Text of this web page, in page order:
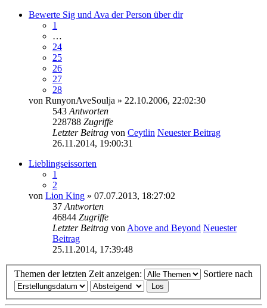
Bewerte Sig und Ava der Person über dir
1
…
24
25
26
27
28
von RunyonAveSoulja » 22.10.2006, 22:02:30
543 Antworten
228788 Zugriffe
Letzter Beitrag von Ceytlin Neuester Beitrag
26.11.2014, 19:00:31
Lieblingseissorten
1
2
von Lion King » 07.07.2013, 18:27:02
37 Antworten
46844 Zugriffe
Letzter Beitrag von Above and Beyond Neuester
Beitrag
25.11.2014, 17:39:48
Themen der letzten Zeit anzeigen: Sortiere nach